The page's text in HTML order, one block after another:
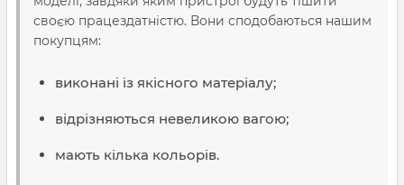
своєю працездатністю. Вони сподобаються нашим
покупцям:
виконані із якісного матеріалу;
відрізняються невеликою вагою;
мають кілька кольорів.